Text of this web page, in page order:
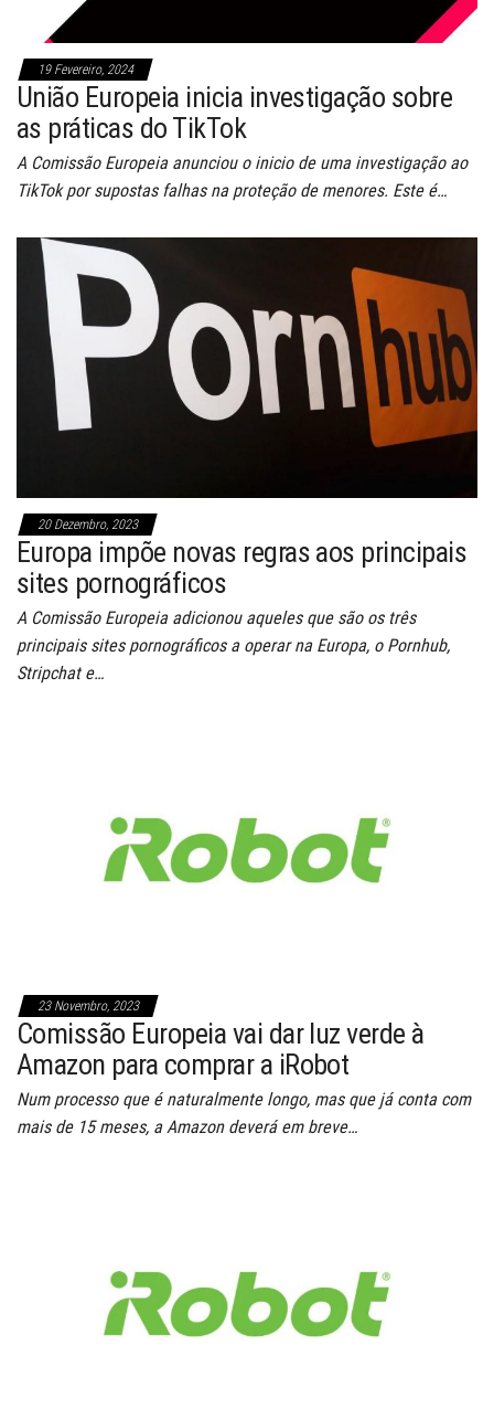
19 Fevereiro, 2024
União Europeia inicia investigação sobre
as práticas do TikTok
A Comissão Europeia anunciou o inicio de uma investigação ao
TikTok por supostas falhas na proteção de menores. Este é…
20 Dezembro, 2023
Europa impõe novas regras aos principais
sites pornográficos
A Comissão Europeia adicionou aqueles que são os três
principais sites pornográficos a operar na Europa, o Pornhub,
Stripchat e…
23 Novembro, 2023
Comissão Europeia vai dar luz verde à
Amazon para comprar a iRobot
Num processo que é naturalmente longo, mas que já conta com
mais de 15 meses, a Amazon deverá em breve…